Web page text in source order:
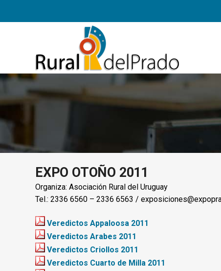
EXPO OTOÑO 2011
Organiza: Asociación Rural del Uruguay
Tel.: 2336 6560 – 2336 6563 /
Veredictos Appaloosa 2011
Veredictos Arabes 2011
Veredictos Criollos 2011
Veredictos Cuarto de Milla 2011